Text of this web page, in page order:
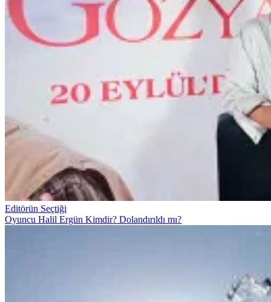
Editörün Seçtiği
Oyuncu Halil Ergün Kimdir? Dolandırıldı mı?